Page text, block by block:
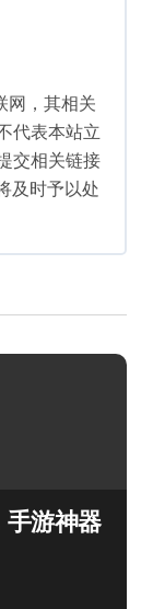
网，其相关
代表本站立
交相关链接
及时予以处
游神器